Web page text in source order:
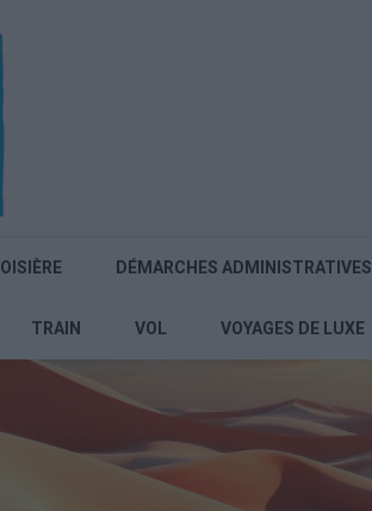
DÉMARCHES ADMINISTRATIVES
TRAIN VOL VOYAGES DE LUXE